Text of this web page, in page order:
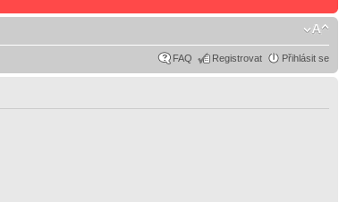
FAQ Registrovat Přihlásit se